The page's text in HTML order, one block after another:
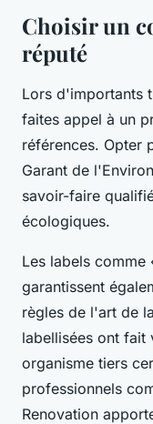
Choisir un
réputé
Lors d'importants
faites appel à un
références. Opter
Garant de
savoir-faire
écologiques.
Les labels comme
garantissent
règles de l'art de
labellisées ont fait
organisme tiers
professionnels
Renovation